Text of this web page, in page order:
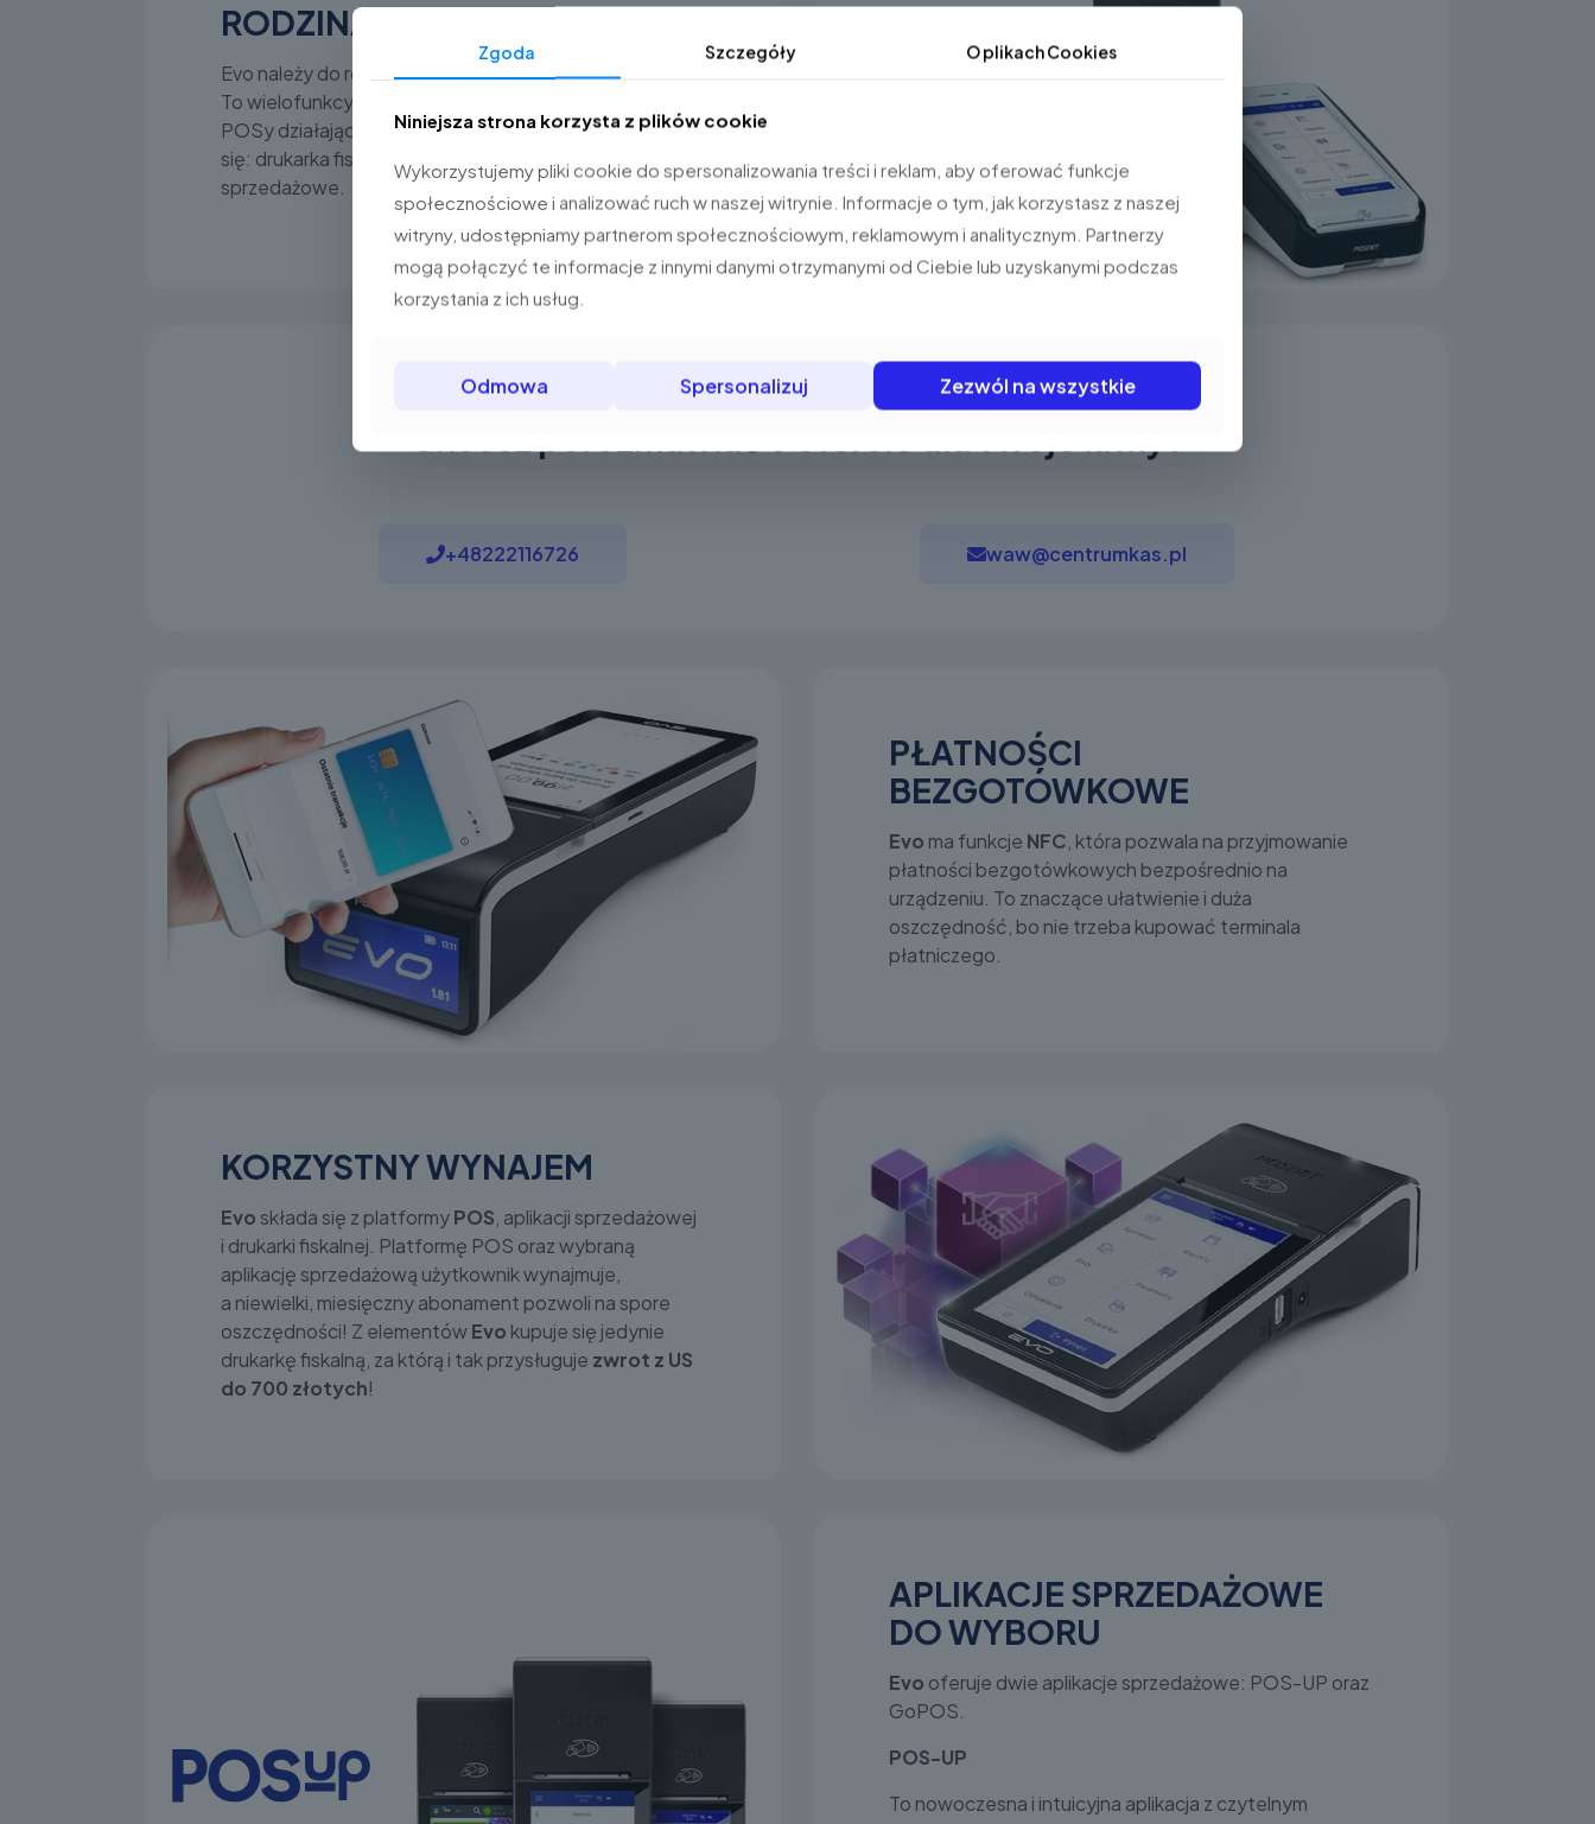
RODZINA SAIO
Evo należy do rodziny urządzeńSAIO(system all in one).
To wielofunkcyjne rozwiązania fiskalne, kompaktowe
POSy działające w systemie all in one. NaEvo składają
się: drukarka fiskalna, platforma POS oraz aplikacje
sprzedażowe.
+48222116726 waw@centrumkas.pl
PŁATNOŚCI
BEZGOTÓWKOWE
Evo ma funkcje NFC , która pozwala na przyjmowanie
płatności bezgotówkowych bezpośrednio na
urządzeniu. To znaczące ułatwienie i duża
oszczędność, bo nie trzeba kupować terminala
płatniczego.
KORZYSTNY WYNAJEM
Evoskłada się z platformyPOS , aplikacji sprzedażowej
i drukarki fiskalnej. Platformę POS oraz wybraną
aplikację sprzedażową użytkownik wynajmuje,
a niewielki, miesięczny abonament pozwoli na spore
oszczędności! Z elementówEvo kupuje się jedynie
drukarkę fiskalną, za którą i tak przysługuje zwrot z US
do 700 złotych!
APLIKACJE SPRZEDAŻOWE
DO WYBORU
Evo oferuje dwie aplikacje sprzedażowe: POS-UP oraz
GoPOS.
POS-UP
To nowoczesna i intuicyjna aplikacja z czytelnym
Zgoda Szczegóły O plikachCookies
Niniejsza strona korzysta z plików cookie
Wykorzystujemy pliki cookie do spersonalizowania treści i reklam, aby oferować funkcje
społecznościowe i analizować ruch w naszej witrynie. Informacje o tym, jak korzystasz z naszej
witryny, udostępniamy partnerom społecznościowym, reklamowym i analitycznym. Partnerzy
mogą połączyć te informacje z innymi danymi otrzymanymi od Ciebie lub uzyskanymi podczas
korzystania z ich usług.
Odmowa Spersonalizuj Zezwól na wszystkie